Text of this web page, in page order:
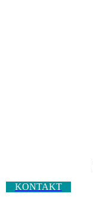
KONTAKT